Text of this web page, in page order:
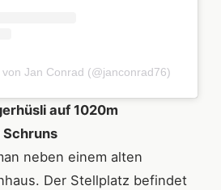
Jan Conrad (@janconrad76)
auf 1020m
Schruns
neben einem alten
Der Stellplatz befindet